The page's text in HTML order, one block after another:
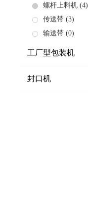
螺杆上料机(4)
传送带(3)
输送带(0)
工厂型包装机
封口机